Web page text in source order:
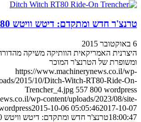
טרנצ'ר חדש ומתקדם: דיטש וויטש RT80
6 באוקטובר 2015
היצרנית האמריקאית הוותיקה משיקה
ומשופרת של הטרנצ'ר המוכר
https://www.machinerynews.co.il/wp-
2015/10/Ditch-Witch-RT80-Ride-On-
Trencher_4.jpg 557 800 wordpress
wp-content/uploads/2023/08/site-
2015-10-06 05:05:462017-10-07
18:00:47טרנצ'ר חדש ומתקדם: דיטש וויטש RT80